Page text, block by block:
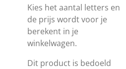
Kies het aantal letters en
de prijs wordt voor je
berekent in je
winkelwagen.
Dit product is bedoeld